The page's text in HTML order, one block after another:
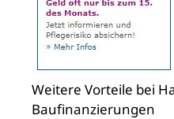
Weitere Vorteile bei
Baufinanzierungen